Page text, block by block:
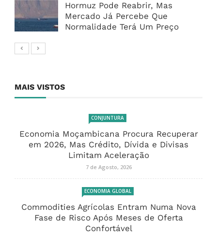
Hormuz Pode Reabrir, Mas
Mercado Já Percebe Que
Normalidade Terá Um Preço
MAIS VISTOS
CONJUNTURA
Economia Moçambicana Procura Recuperar
em 2026, Mas Crédito, Dívida e Divisas
Limitam Aceleração
7 de Agosto, 2026
ECONOMIA GLOBAL
Commodities Agrícolas Entram Numa Nova
Fase de Risco Após Meses de Oferta
Confortável